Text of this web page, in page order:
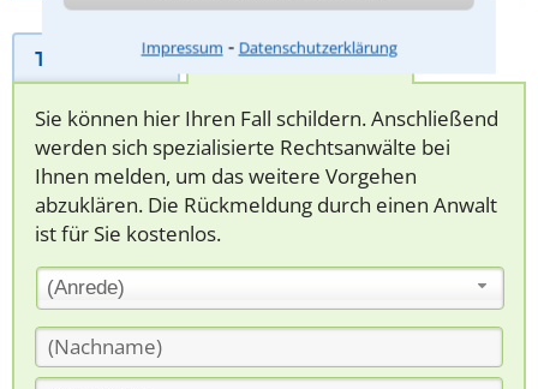
Impressum ⁃ Datenschutzerklärung
Telefonhilfe Beratungsanfrage
Sie können hier Ihren Fall schildern. Anschließend
werden sich spezialisierte Rechtsanwälte bei
Ihnen melden, um das weitere Vorgehen
abzuklären. Die Rückmeldung durch einen Anwalt
ist für Sie kostenlos.
(Anrede)